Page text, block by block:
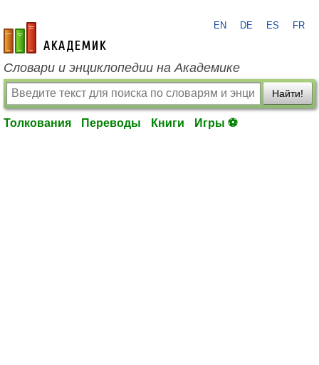
academic.ru
EN DE ES FR
Словари и энциклопедии на Академике
Найти!
Толкования Переводы Книги Игры ⚽